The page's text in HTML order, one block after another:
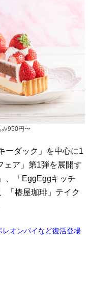
み950円〜
ーダック」を中心に1
ェア」第1弾を展開す
、「EggEggキッチ
「椿屋珈琲」テイク
レオンパイなど復活登場